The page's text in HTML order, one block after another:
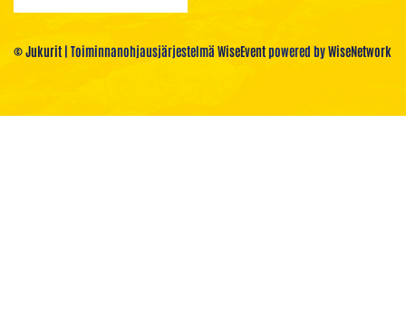
© Jukurit | Toiminnanohjausjärjestelmä WiseEventpowered byWiseNetwork